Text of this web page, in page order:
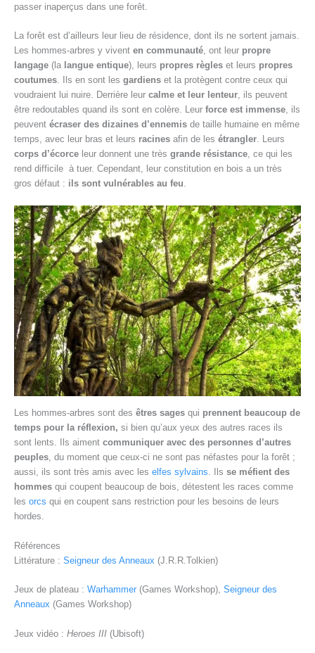
passer inaperçus dans une forêt.
La forêt est d’ailleurs leur lieu de résidence, dont ils ne sortent jamais.
Les hommes-arbres y vivent en communauté, ont leur propre
langage (la langue entique), leurs propres règles et leurs propres
coutumes. Ils en sont les gardiens et la protègent contre ceux qui
voudraient lui nuire. Derrière leur calme et leur lenteur, ils peuvent
être redoutables quand ils sont en colère. Leur force est immense, ils
peuvent écraser des dizaines d’ennemis de taille humaine en même
temps, avec leur bras et leurs racines afin de les étrangler. Leurs
corps d’écorce leur donnent une très grande résistance, ce qui les
rend difficile à tuer. Cependant, leur constitution en bois a un très
gros défaut : ils sont vulnérables au feu.
Les hommes-arbres sont des êtres sages qui prennent beaucoup de
temps pour la réflexion, si bien qu’aux yeux des autres races ils
sont lents. Ils aiment communiquer avec des personnes d’autres
peuples, du moment que ceux-ci ne sont pas néfastes pour la forêt ;
aussi, ils sont très amis avec les elfes sylvains. Ils se méfient des
hommes qui coupent beaucoup de bois, détestent les races comme
les orcs qui en coupent sans restriction pour les besoins de leurs
hordes.
Références
Littérature : Seigneur des Anneaux (J.R.R.Tolkien)
Jeux de plateau : Warhammer (Games Workshop), Seigneur des
Anneaux (Games Workshop)
Jeux vidéo : Heroes III (Ubisoft)